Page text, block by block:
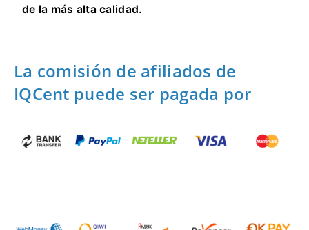
de la más alta calidad.
La comisión de afiliados de
IQCent puede ser pagada por